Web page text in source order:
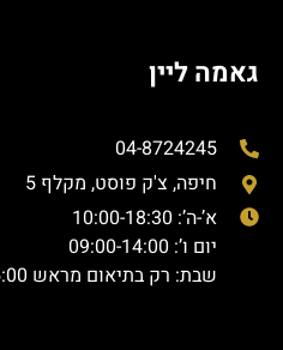
גאמה ליין
04-8724245
חיפה, צ'ק פוסט, מקלף 5
א’-ה’: 10:00-18:30
יום ו’: 09:00-14:00
שבת: רק בתיאום מראש 12:00-15:00